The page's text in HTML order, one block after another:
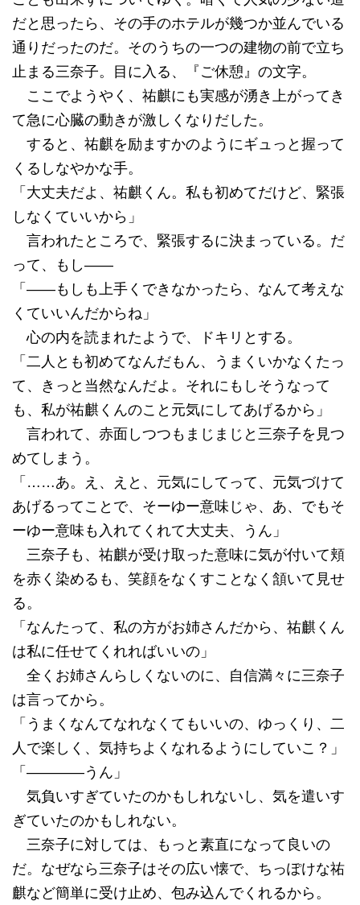
だと思ったら、その手のホテルが幾つか並んでいる
通りだったのだ。そのうちの一つの建物の前で立ち
止まる三奈子。目に入る、『ご休憩』の文字。
ここでようやく、祐麒にも実感が湧き上がってき
て急に心臓の動きが激しくなりだした。
すると、祐麒を励ますかのようにギュっと握って
くるしなやかな手。
「大丈夫だよ、祐麒くん。私も初めてだけど、緊張
しなくていいから」
言われたところで、緊張するに決まっている。だ
って、もし――
「――もしも上手くできなかったら、なんて考えな
くていいんだからね」
心の内を読まれたようで、ドキリとする。
「二人とも初めてなんだもん、うまくいかなくたっ
て、きっと当然なんだよ。それにもしそうなって
も、私が祐麒くんのこと元気にしてあげるから」
言われて、赤面しつつもまじまじと三奈子を見つ
めてしまう。
「……あ。え、えと、元気にしてって、元気づけて
あげるってことで、そーゆー意味じゃ、あ、でもそ
ーゆー意味も入れてくれて大丈夫、うん」
三奈子も、祐麒が受け取った意味に気が付いて頬
を赤く染めるも、笑顔をなくすことなく頷いて見せ
る。
「なんたって、私の方がお姉さんだから、祐麒くん
は私に任せてくれればいいの」
全くお姉さんらしくないのに、自信満々に三奈子
は言ってから。
「うまくなんてなれなくてもいいの、ゆっくり、二
人で楽しく、気持ちよくなれるようにしていこ？」
「――――うん」
気負いすぎていたのかもしれないし、気を遣いす
ぎていたのかもしれない。
三奈子に対しては、もっと素直になって良いの
だ。なぜなら三奈子はその広い懐で、ちっぽけな祐
麒など簡単に受け止め、包み込んでくれるから。